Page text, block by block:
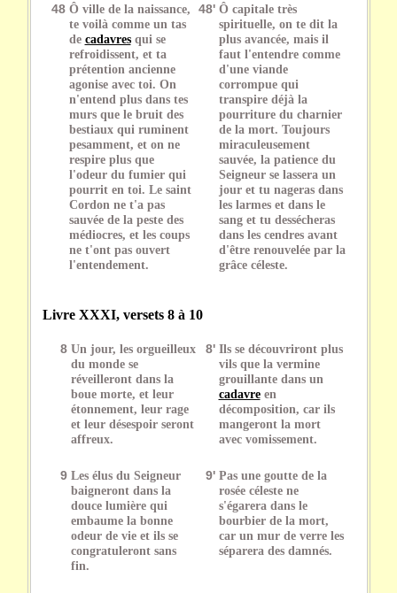
48 Ô ville de la naissance,
te voilà comme un tas
de cadavresqui se
refroidissent, et ta
prétention ancienne
agonise avec toi. On
n'entend plus dans tes
murs que le bruit des
bestiaux qui ruminent
pesamment, et on ne
respire plus que
l'odeur du fumier qui
pourrit en toi. Le saint
Cordon ne t'a pas
sauvée de la peste des
médiocres, et les coups
ne t'ont pas ouvert
l'entendement.
48' Ô capitale très
spirituelle, on te dit la
plus avancée, mais il
faut l'entendre comme
d'une viande
corrompue qui
transpire déjà la
pourriture du charnier
de la mort. Toujours
miraculeusement
sauvée, la patience du
Seigneur se lassera un
jour et tu nageras dans
les larmes et dans le
sang et tu dessécheras
dans les cendres avant
d'être renouvelée par la
grâce céleste.
Livre XXXI, versets 8 à 10
8 Un jour, les orgueilleux
du monde se
réveilleront dans la
boue morte, et leur
étonnement, leur rage
et leur désespoir seront
affreux.
8' Ils se découvriront plus
vils que la vermine
grouillante dans un
cadavreen
décomposition, car ils
mangeront la mort
avec vomissement.
9 Les élus du Seigneur
baigneront dans la
douce lumière qui
embaume la bonne
odeur de vie et ils se
congratuleront sans
fin.
9' Pas une goutte de la
rosée céleste ne
s'égarera dans le
bourbier de la mort,
car un mur de verre les
séparera des damnés.